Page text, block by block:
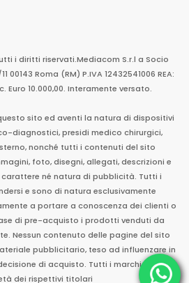
i diritti riservati.Mediacom S.r.l a Socio
00143 Roma (RM) P.IVA 12432541006 REA:
Euro 10.000,00. Interamente versato.
sito ed aventi la natura di dispositivi
diagnostici, presidi medico chirurgici,
nonché tutti i contenuti del sito
foto, disegni, allegati, descrizioni e
né natura di pubblicità. Tutti i
e sono di natura esclusivamente
a portare a conoscenza dei clienti o
di pre-acquisto i prodotti venduti da
Nessun contenuto delle pagine del sito
pubblicitario, teso ad influenzare in
di acquisto. Tutti i marchi sono di
dei rispettivi titolari